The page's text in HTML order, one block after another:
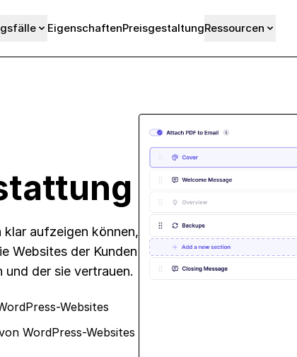
EigenschaftenPreisgestaltungRessourcen
aufzeigen können,
Websites der Kunden
der sie vertrauen.
Websites
WordPress-Websites